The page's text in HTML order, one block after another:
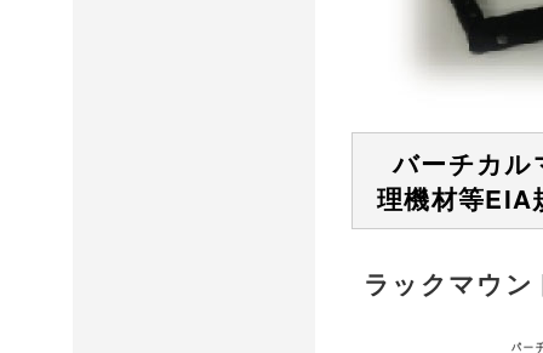
バーチカル
理機材等EIA
ラックマウ